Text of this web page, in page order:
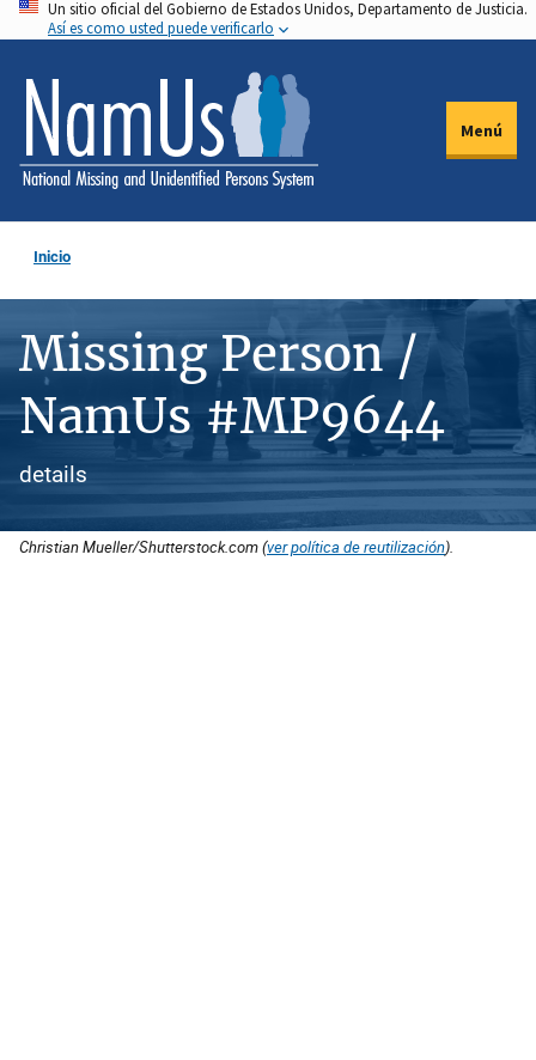
Pasar
al
contenido
principal
Un sitio oficial del Gobierno de Estados Unidos, Departamento de Justicia.
Así es como usted puede verificarlo
Menú
Inicio
Missing Person /
NamUs #MP9644
details
Christian Mueller/Shutterstock.com (ver política de reutilización).